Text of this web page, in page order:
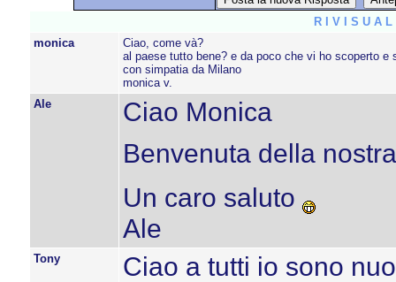
R I V I S U A
monica
Ciao, come và?
al paese tutto bene? e da poco che vi ho scoperto
con simpatia da Milano
monica v.
Ale
Ciao Monica
Benvenuta della
Un caro saluto
Ale
Tony
Ciao a tutti io sono